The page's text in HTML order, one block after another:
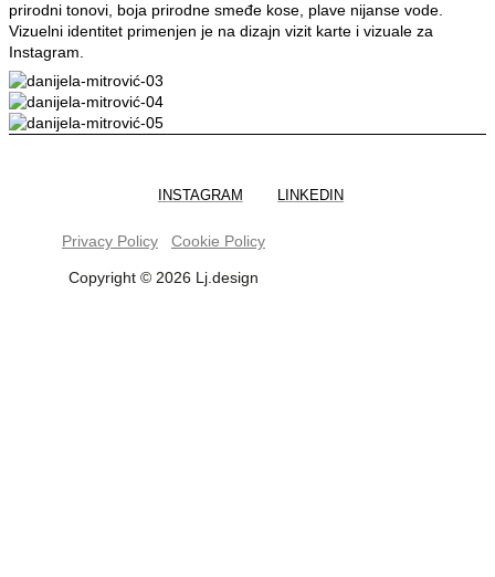
prirodni tonovi, boja prirodne smeđe kose, plave nijanse vode.
Vizuelni identitet primenjen je na dizajn vizit karte i vizuale za
Instagram.
INSTAGRAM LINKEDIN
Privacy Policy Cookie Policy
Copyright © 2026 Lj.design